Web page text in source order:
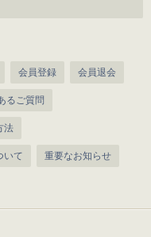
会員登録 会員退会
るご質問
法
いて 重要なお知らせ